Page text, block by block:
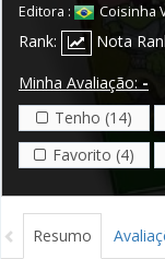
Editora : Coisinha
Rank: Nota
Minha Avaliação: -
Tenho (14)
Favorito (4)
Resumo